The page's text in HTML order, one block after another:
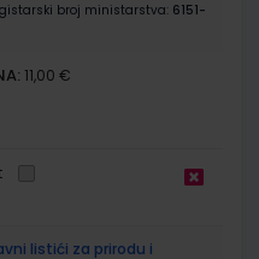
broj ministarstva: 6151-
11,00 €
listići za prirodu i